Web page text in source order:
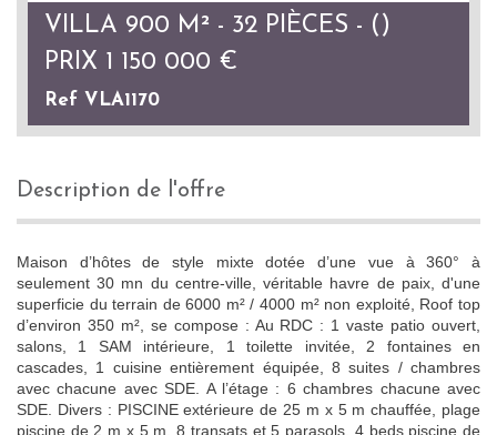
VILLA 900 M² - 32 PIÈCES - ()
PRIX 1 150 000 €
Ref VLA1170
description de l'offre
Maison d’hôtes de style mixte dotée d’une vue à 360° à
seulement 30 mn du centre-ville, véritable havre de paix, d'une
superficie du terrain de 6000 m² / 4000 m² non exploité, Roof top
d’environ 350 m², se compose : Au RDC : 1 vaste patio ouvert,
salons, 1 SAM intérieure, 1 toilette invitée, 2 fontaines en
cascades, 1 cuisine entièrement équipée, 8 suites / chambres
avec chacune avec SDE. A l’étage : 6 chambres chacune avec
SDE. Divers : PISCINE extérieure de 25 m x 5 m chauffée, plage
piscine de 2 m x 5 m, 8 transats et 5 parasols, 4 beds piscine de